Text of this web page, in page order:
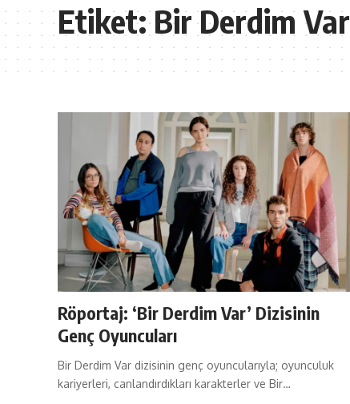
Etiket:Bir Derdim Var
Röportaj: ‘Bir Derdim Var’ Dizisinin
Genç Oyuncuları
Bir Derdim Var dizisinin genç oyuncularıyla; oyunculuk
kariyerleri, canlandırdıkları karakterler ve Bir…